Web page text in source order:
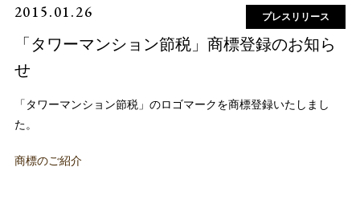
2015.01.26 プレスリリース
「タワーマンション節税」商標登録のお知ら
せ
「タワーマンション節税」のロゴマークを商標登録いたしまし
た。
商標のご紹介